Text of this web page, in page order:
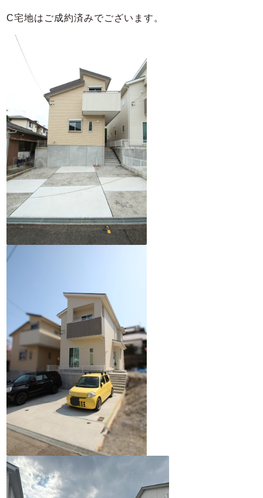
C宅地はご成約済みでございます。